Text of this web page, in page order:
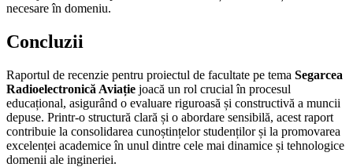
necesare în domeniu.
Concluzii
Raportul de recenzie pentru proiectul de facultate pe tema Segarcea
Radioelectronică Aviație joacă un rol crucial în procesul
educațional, asigurând o evaluare riguroasă și constructivă a muncii
depuse. Printr-o structură clară și o abordare sensibilă, acest raport
contribuie la consolidarea cunoștințelor studenților și la promovarea
excelenței academice în unul dintre cele mai dinamice și tehnologice
domenii ale ingineriei.